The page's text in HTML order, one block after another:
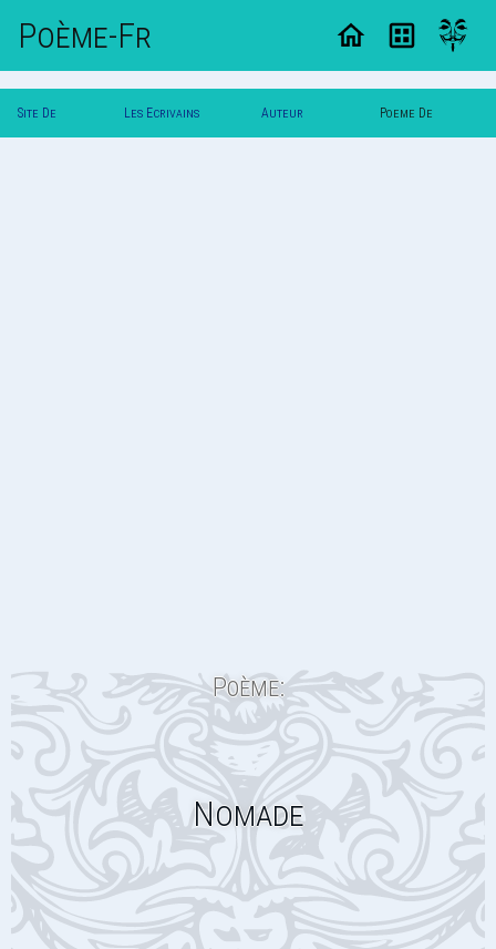
Poème-Fr
Site De Les Ecrivains Auteur Poeme De
Poème:
Nomade